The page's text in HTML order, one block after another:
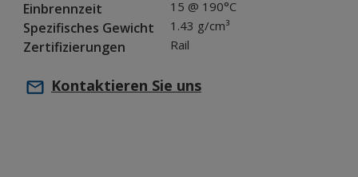
Einbrennzeit 15 @ 190°C
Spezifisches Gewicht 1.43 g/cm³
Zertifizierungen Rail
Kontaktieren Sie uns